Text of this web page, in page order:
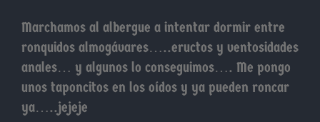
Marchamos al albergue a intentar dormir entre
ronquidos almogávares…..eructos y ventosidades
anales… y algunos lo conseguimos…. Me pongo
unos taponcitos en los oídos y ya pueden roncar
ya…..jejeje